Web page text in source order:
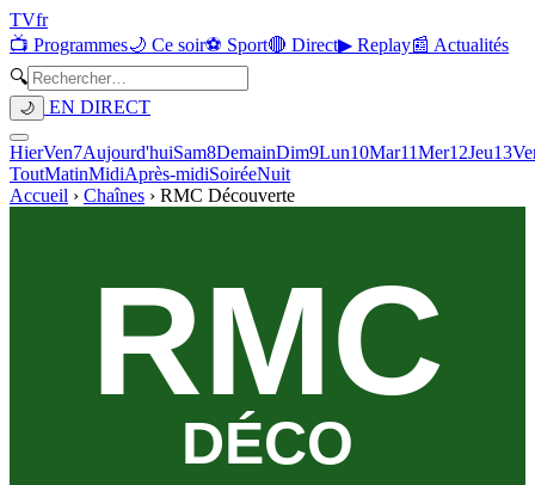
TVfr
📺 Programmes🌙 Ce soir⚽ Sport🔴 Direct▶ Replay📰 Actualités
🔍
🌙 EN DIRECT
HierVen7Aujourd'huiSam8DemainDim9Lun10Mar11Mer12Jeu13
ToutMatinMidiAprès-midiSoiréeNuit
Accueil › Chaînes › RMC Découverte